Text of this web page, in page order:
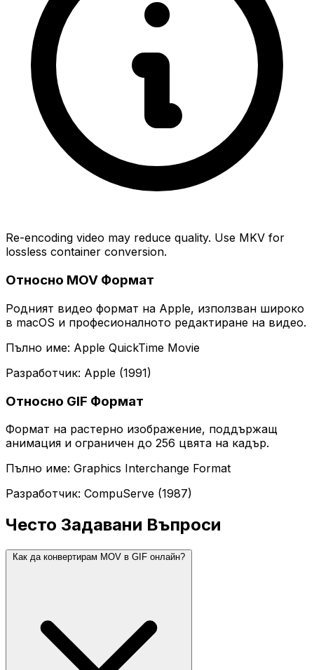
Re-encoding video may reduce quality. Use MKV for
lossless container conversion.
Относно MOV Формат
Родният видео формат на Apple, използван широко
в macOS и професионалното редактиране на видео.
Пълно име: Apple QuickTime Movie
Разработчик: Apple (1991)
Относно GIF Формат
Формат на растерно изображение, поддържащ
анимация и ограничен до 256 цвята на кадър.
Пълно име: Graphics Interchange Format
Разработчик: CompuServe (1987)
Често Задавани Въпроси
Как да конвертирам MOV в GIF онлайн?